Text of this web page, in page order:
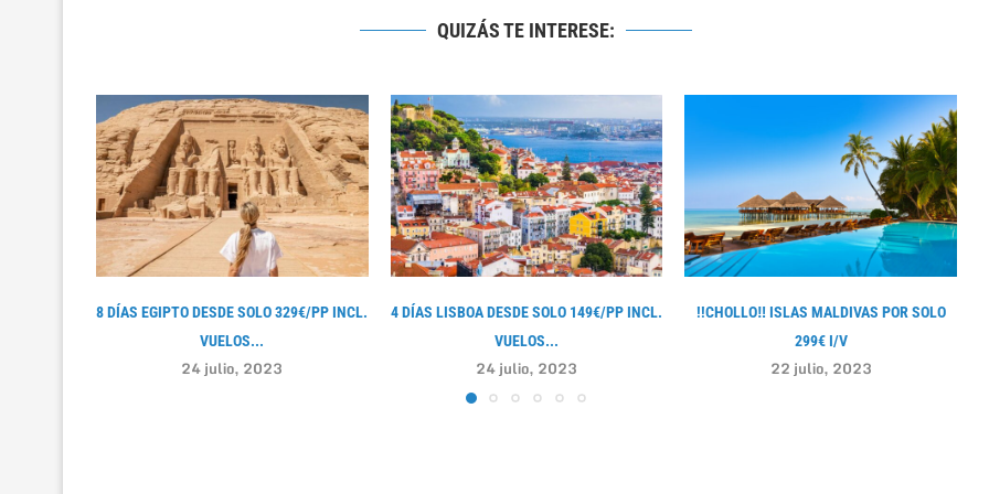
QUIZÁS TE INTERESE:
8 DÍAS EGIPTO DESDE SOLO 329€/PP INCL.
VUELOS...
24 julio, 2023
4 DÍAS LISBOA DESDE SOLO 149€/PP INCL.
VUELOS...
24 julio, 2023
!!CHOLLO‼ ISLAS MALDIVAS POR SOLO
299€ I/V
22 julio, 2023